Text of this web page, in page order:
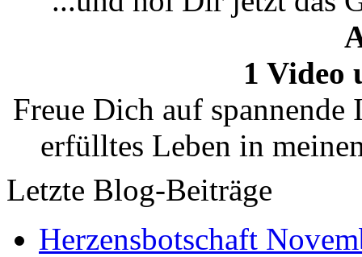
1 Video
Freue Dich auf
erfülltes Leben in
Letzte Blog-Beiträge
Herzensbotschaft